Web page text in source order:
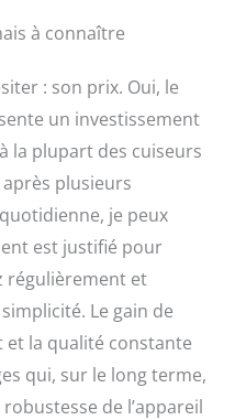
à connaître
: son prix. Oui, le
un investissement
la plupart des cuiseurs
plusieurs
je peux
est justifié pour
régulièrement et
Le gain de
et la qualité constante
qui, sur le long terme,
de l’appareil